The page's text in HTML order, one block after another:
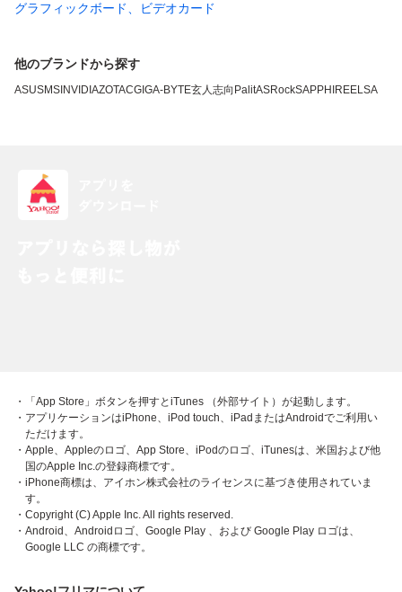
グラフィックボード、ビデオカード
他のブランドから探す
ASUSMSI NVIDIAZOTACGIGA-BYTE玄人志向 PalitASRockSAPPHIREELSA
・「App Store」ボタンを押すとiTunes （外部サイト）が起動します。
・アプリケーションはiPhone、iPod touch、iPadまたはAndroidでご利用い
ただけます。
・Apple、Appleのロゴ、App Store、iPodのロゴ、iTunesは、米国および他
国のApple Inc.の登録商標です。
・iPhone商標は、アイホン株式会社のライセンスに基づき使用されていま
す。
・Copyright (C) Apple Inc. All rights reserved.
・Android、Androidロゴ、Google Play 、および Google Play ロゴは、
Google LLC の商標です。